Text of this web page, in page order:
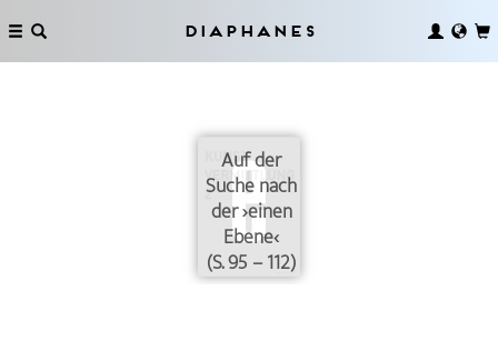
Diaphanes
Auf der
Suche nach
der ›einen
Ebene‹
(S. 95 – 112)